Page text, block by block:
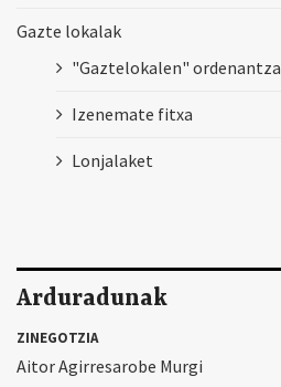
Gazte lokalak
"Gaztelokalen" ordenantza
Izenemate fitxa
Lonjalaket
Arduradunak
ZINEGOTZIA
Aitor Agirresarobe Murgi